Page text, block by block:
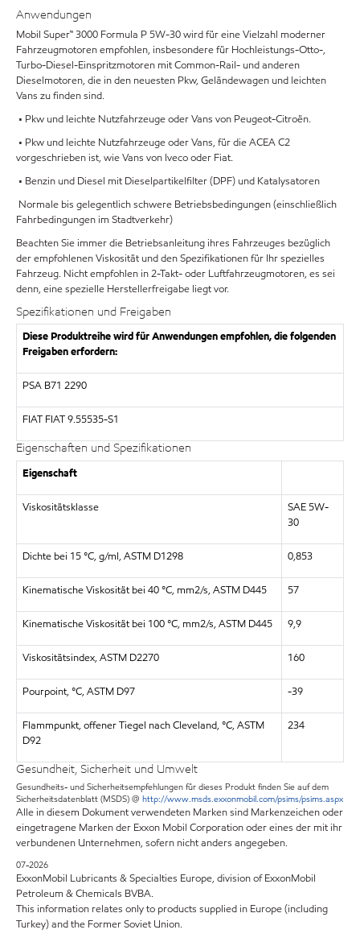
Anwendungen
Mobil Super™ 3000 Formula P 5W-30 wird für eine Vielzahl moderner
Fahrzeugmotoren empfohlen, insbesondere für Hochleistungs-Otto-,
Turbo-Diesel-Einspritzmotoren mit Common-Rail- und anderen
Dieselmotoren, die in den neuesten Pkw, Geländewagen und leichten
Vans zu finden sind.
• Pkw und leichte Nutzfahrzeuge oder Vans von Peugeot-Citroën.
• Pkw und leichte Nutzfahrzeuge oder Vans, für die ACEA C2
vorgeschrieben ist, wie Vans von Iveco oder Fiat.
• Benzin und Diesel mit Dieselpartikelfilter (DPF) und Katalysatoren
Normale bis gelegentlich schwere Betriebsbedingungen (einschließlich
Fahrbedingungen im Stadtverkehr)
Beachten Sie immer die Betriebsanleitung ihres Fahrzeuges bezüglich
der empfohlenen Viskosität und den Spezifikationen für Ihr spezielles
Fahrzeug. Nicht empfohlen in 2-Takt- oder Luftfahrzeugmotoren, es sei
denn, eine spezielle Herstellerfreigabe liegt vor.
Spezifikationen und Freigaben
Diese Produktreihe wird für Anwendungen empfohlen, die folgenden
Freigaben erfordern:
PSA B71 2290
FIAT FIAT 9.55535-S1
Eigenschaften und Spezifikationen
Eigenschaft
Viskositätsklasse
SAE 5W-
30
Dichte bei 15 °C, g/ml, ASTM D1298 0,853
Kinematische Viskosität bei 40 °C, mm2/s, ASTM D445 57
Kinematische Viskosität bei 100 °C, mm2/s, ASTM D445 9,9
Viskositätsindex, ASTM D2270 160
Pourpoint, °C, ASTM D97 -39
Flammpunkt, offener Tiegel nach Cleveland, °C, ASTM
D92
234
Gesundheit, Sicherheit und Umwelt
Gesundheits- und Sicherheitsempfehlungen für dieses Produkt finden Sie auf dem
Sicherheitsdatenblatt (MSDS) @ http://www.msds.exxonmobil.com/psims/psims.aspx
Alle in diesem Dokument verwendeten Marken sind Markenzeichen oder
eingetragene Marken der Exxon Mobil Corporation oder eines der mit ihr
verbundenen Unternehmen, sofern nicht anders angegeben.
07-2026
ExxonMobil Lubricants & Specialties Europe, division of ExxonMobil
Petroleum & Chemicals BVBA.
This information relates only to products supplied in Europe (including
Turkey) and the Former Soviet Union.